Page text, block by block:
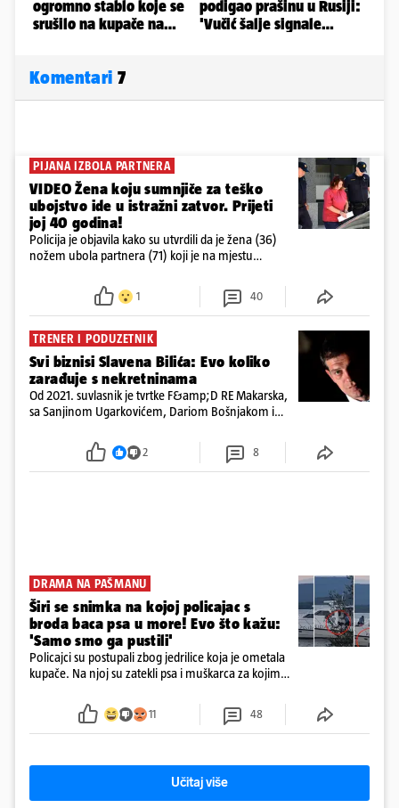
Komentari 7
PIJANA IZBOLA PARTNERA
VIDEO Žena koju sumnjiče za teško
ubojstvo ide u istražni zatvor. Prijeti
joj 40 godina!
Policija je objavila kako su utvrdili da je žena (36)
nožem ubola partnera (71) koji je na mjestu
ispitali i poslali u istražni zatvor
1 40
TRENER I PODUZETNIK
Svi biznisi Slavena Bilića: Evo koliko
zarađuje s nekretninama
Od 2021. suvlasnik je tvrtke F&amp;D RE Makarska,
sa Sanjinom Ugarkovićem, Dariom Bošnjakom i
poslovanje nekretninama, a od osnutka nema
2 8
DRAMA NA PAŠMANU
Širi se snimka na kojoj policajac s
broda baca psa u more! Evo što kažu:
'Samo smo ga pustili'
Policajci su postupali zbog jedrilice koja je ometala
kupače. Na njoj su zatekli psa i muškarca za kojim
ga uhitili, a psa je preuzeo komunalni redar
11 48
Učitaj više